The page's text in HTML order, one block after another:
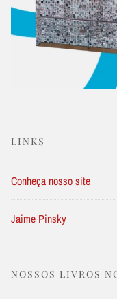
LINKS
Conheça nosso site
Jaime Pinsky
NOSSOS LIVROS